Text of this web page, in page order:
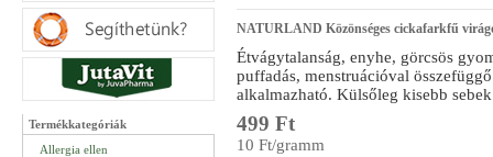
Termékkategóriák
Allergia ellen
NATURLAND Közönséges cickafarkfű
Étvágytalanság, enyhe, görcsös
puffadás, menstruációval
alkalmazható. Külsőleg kisebb
499 Ft
10 Ft/gramm